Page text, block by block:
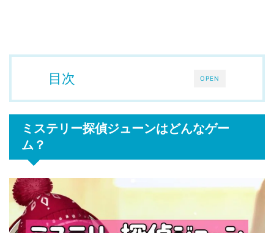
OPEN
目次
ミステリー探偵ジューンはどんなゲー
ム？